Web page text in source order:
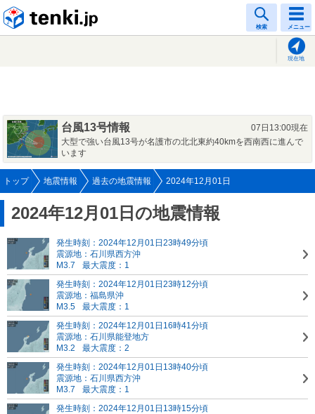
検索 メニュー
現在地
台風13号情報
07日13:00現在
大型で強い台風13号が名護市の北北東約40kmを西南西に進んで
います
トップ 地震情報 過去の地震情報 2024年12月01日
2024年12月01日の地震情報
発生時刻：2024年12月01日23時49分頃
震源地：石川県西方沖
M3.7
最大震度：1
発生時刻：2024年12月01日23時12分頃
震源地：福島県沖
M3.5
最大震度：1
発生時刻：2024年12月01日16時41分頃
震源地：石川県能登地方
M3.2
最大震度：2
発生時刻：2024年12月01日13時40分頃
震源地：石川県西方沖
M3.7
最大震度：1
発生時刻：2024年12月01日13時15分頃